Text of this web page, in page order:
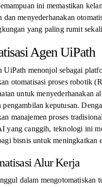
ini memastikan
dan menyederhanakan
yang paling rumit
Agen UiPath
UiPath menonjol sebagai
otomatisasi proses robotik
untuk menyederhanakan
pengambilan keputusan.
manajemen proses
yang canggih, teknologi ini
bisnis untuk meningkatkan
Alur Kerja
dalam mengotomatiskan